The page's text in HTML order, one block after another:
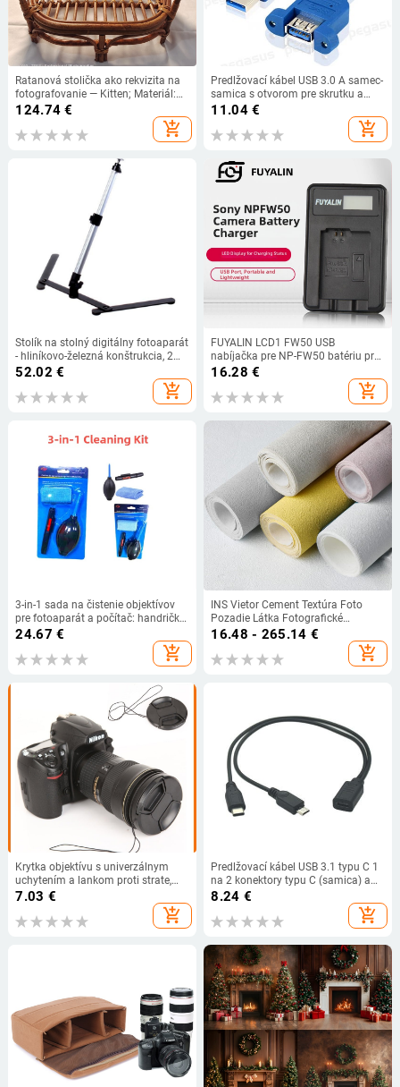
Ratanová stolička ako rekvizita na
fotografovanie — Kitten; Materiál:
ratan; Vhodné pre fotografovanie
oblečenia; Hmotnosť: 1,3 kg;
Rekvizit do ateliéru pre
124.74 €
add_shopping_cart
Predlžovací kábel USB 3.0 A samec-
samica s otvorom pre skrutku a
ušami, ktoré sa dajú upevniť, 0,3
11.04€
add_shopping_cart
Stolík na stolný digitálny fotoaparát
- hliníkovo-železná konštrukcia, 2
sekcie, pracovná výška 200–400
52.02 €
add_shopping_cart
FUYALIN LCD1 FW50 USB
nabíjačka pre NP-FW50 batériu pre
Sony A7, A7 II, A7R II, A5100, A6000,
16.28 €
add_shopping_cart
3-in-1 sada na čistenie objektívov
pre fotoaparát a počítač: handrička
na čistenie objektívov + lens pen +
24.67 €
add_shopping_cart
INS Vietor Cement Textúra Foto
Pozadie Látka Fotografické
Rekvizity Novoročná Textúra Látka
Časopis Šperky Sadrové Pozadie
Doska
16.48 - 265.14 €
add_shopping_cart
Krytka objektívu s univerzálnym
uchytením a lankom proti strate,
OEM výroba, balené v vreckách
7.03 €
add_shopping_cart
Predlžovací kábel USB 3.1 typu C 1
na 2 konektory typu C (samica) a
Micro USB 5P a konektor typu B pre
tlačiareň (samica na 2 konektory
samec) s rozbočovačom Y, 30 cm
8.24 €
add_shopping_cart